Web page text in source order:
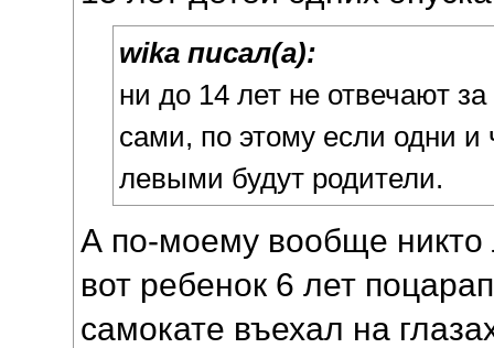
wika писал(а):
ни до 14 лет не отвечают
сами, по этому если одни и
левыми будут родители.
А по-моему вообще
вот ребенок 6 лет
самокате въехал на